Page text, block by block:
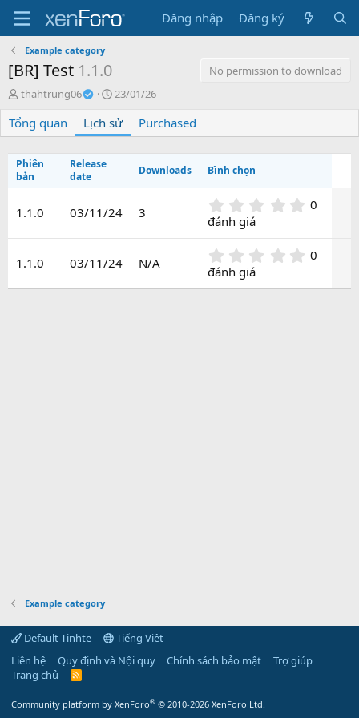
Đăng nhập Đăng ký
Example category
[BR] Test 1.1.0
No permission to download
T
c
g
i
ả
thahtrung06
C
e
a
t
d
t
23/01/26
Tổng quan Lịch sử Purchased
Phiên
bản
Release
date
Downloads Bình chọn
1.1.0 03/11/24 3 0
0
0
s
a
0
đánh giá
1.1.0 03/11/24 N/A 0
0
0
đánh giá
Example category
Default Tinhte
Tiếng Việt
Liên hệ
Quy định và Nội quy Chính sách bảo mật
Trợ giúp
Trang chủ
R
Community platform by XenForo® © 2010-2026 XenForo Ltd.